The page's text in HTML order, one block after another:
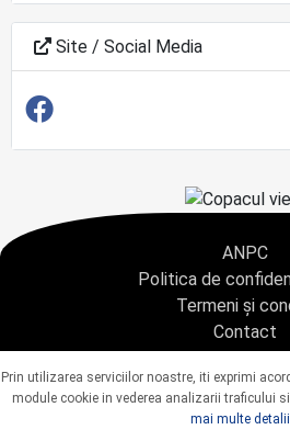
Site / Social Media
ANPC
Politica de
Termeni și
Contact
Copyright © 2021 - AGENTIA
J40/9967/2020 CUI:
Prin utilizarea serviciilor noastre, iti exprimi
module cookie in vederea analizarii traficului
mai multe detalii